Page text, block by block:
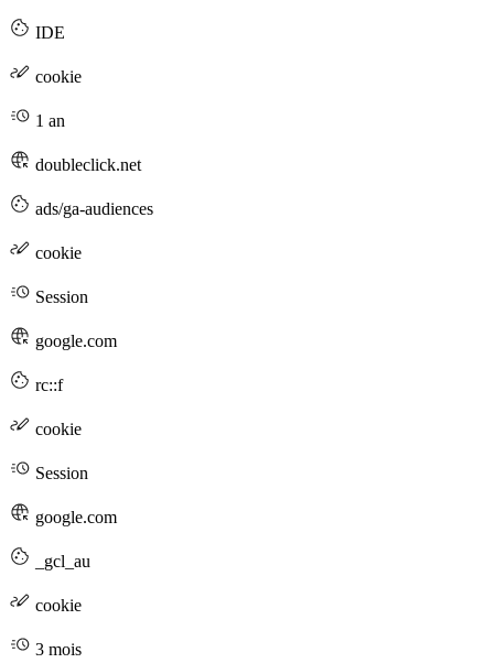
IDE
cookie
1 an
doubleclick.net
ads/ga-audiences
cookie
Session
google.com
rc::f
cookie
Session
google.com
_gcl_au
cookie
3 mois